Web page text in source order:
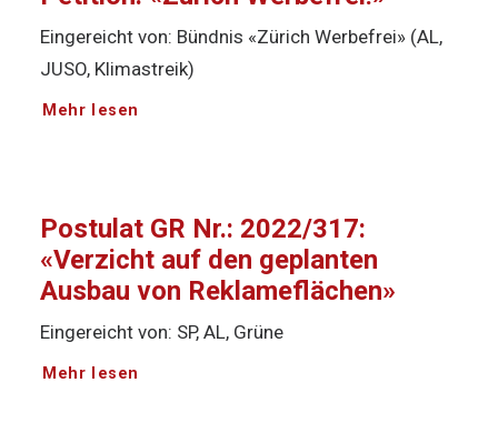
Eingereicht von: Bündnis «Zürich Werbefrei» (AL,
JUSO, Klimastreik)
Mehr lesen
Postulat GR Nr.: 2022/317:
«Verzicht auf den geplanten
Ausbau von Reklameflächen»
Eingereicht von: SP, AL, Grüne
Mehr lesen